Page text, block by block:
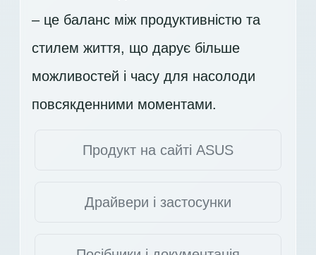
– це баланс між продуктивністю та
стилем життя, що дарує більше
можливостей і часу для насолоди
повсякденними моментами.
Продукт на сайті ASUS
Драйвери і застосунки